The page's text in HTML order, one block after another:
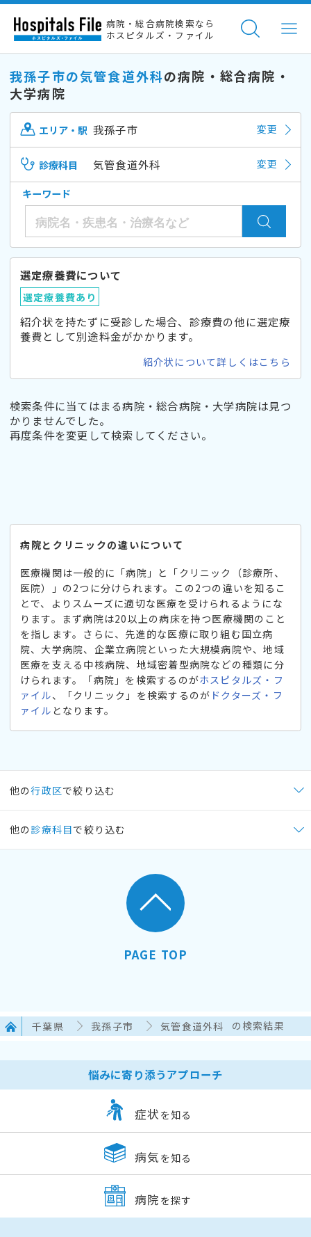
病院・総合病院検索なら
ホスピタルズ・ファイル
我孫子市の気管食道外科の病院・総合病院・
大学病院
エリア・駅 我孫子市 変更
診療科目 気管食道外科 変更
キーワード
選定療養費について
選定療養費あり
紹介状を持たずに受診した場合、診療費の他に選定療
養費として別途料金がかかります。
紹介状について詳しくはこちら
検索条件に当てはまる病院・総合病院・大学病院は見つ
かりませんでした。
再度条件を変更して検索してください。
病院とクリニックの違いについて
医療機関は一般的に「病院」と「クリニック（診療所、
医院）」の2つに分けられます。この2つの違いを知るこ
とで、よりスムーズに適切な医療を受けられるようにな
ります。まず病院は20以上の病床を持つ医療機関のこと
を指します。さらに、先進的な医療に取り組む国立病
院、大学病院、企業立病院といった大規模病院や、地域
医療を支える中核病院、地域密着型病院などの種類に分
けられます。「病院」を検索するのがホスピタルズ・フ
ァイル、「クリニック」を検索するのが ドクターズ・フ
ァイル となります。
他の行政区で絞り込む
他の 診療科目で絞り込む
PAGE TOP
千葉県 我孫子市 気管食道外科 の検索結果
悩みに寄り添うアプローチ
症状 を知る
病気 を知る
病院 を探す